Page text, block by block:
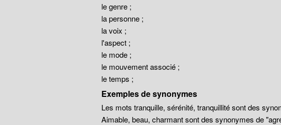
le genre ;
la personne ;
la voix ;
l'aspect ;
le mode ;
le mouvement associé ;
le temps ;
Exemples de synonymes
Les mots tranquille, sérénité, tranquillité sont des
Aimable, beau, charmant sont des synonymes de